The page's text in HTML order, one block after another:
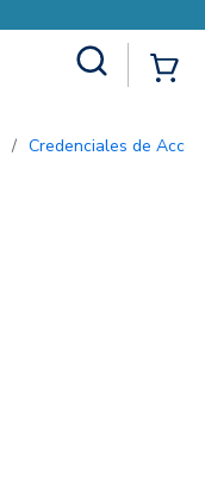
/ Credenciales de